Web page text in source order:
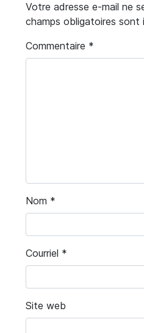
Votre adresse e-mail ne
champs obligatoires sont
Commentaire *
Nom *
Courriel *
Site web